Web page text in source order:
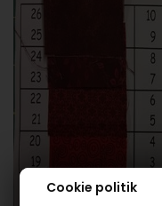
Cookie politik